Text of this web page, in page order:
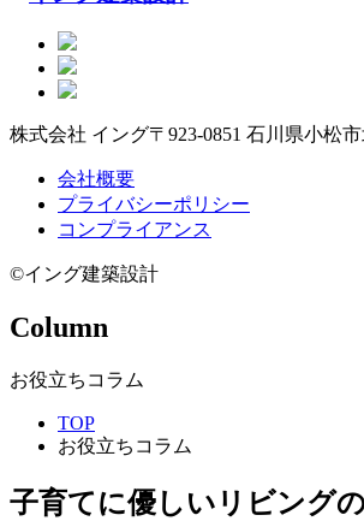
株式会社 イング〒923-0851 石川県小松
会社概要
プライバシーポリシー
コンプライアンス
©イング建築設計
Column
お役立ちコラム
TOP
お役立ちコラム
子育てに優しいリビング